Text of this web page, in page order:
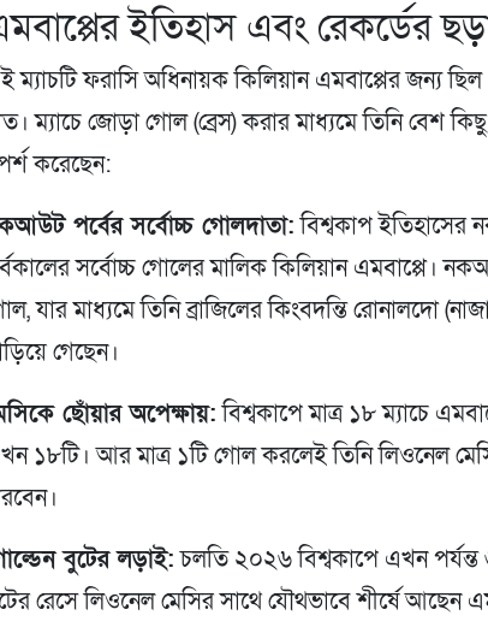
ইতিহাস এবং রেকর্ডের
ম্যাচটি ফরাসি অধিনায়ক কিলিয়ান এমবাপ্পের জন্য
ম্যাচে জোড়া গোল (ব্রেস) করার মাধ্যমে তিনি বেশ
করেছেন:
পর্বের সর্বোচ্চ গোলদাতা:বিশ্বকাপ
সর্বোচ্চ গোলের মালিক কিলিয়ান এমবাপ্পে।
যার মাধ্যমে তিনি ব্রাজিলের কিংবদন্তি রোনালদো
গেছেন।
ছোঁয়ার অপেক্ষায়:বিশ্বকাপে মাত্র ১৮ ম্যাচে
১৮টি। আর মাত্র ১টি গোল করলেই তিনি লিওনেল
বুটের লড়াই:চলতি ২০২৬ বিশ্বকাপে এখন
রেসে লিওনেল মেসির সাথে যৌথভাবে শীর্ষে আছেন